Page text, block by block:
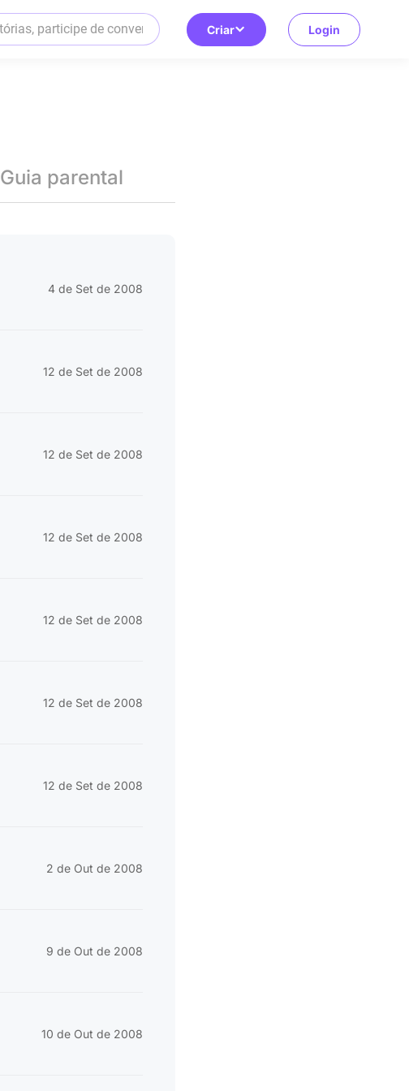
Criar Login
Guia parental
4 de Set de 2008
12 de Set de 2008
12 de Set de 2008
12 de Set de 2008
12 de Set de 2008
12 de Set de 2008
12 de Set de 2008
2 de Out de 2008
9 de Out de 2008
10 de Out de 2008